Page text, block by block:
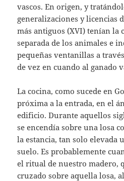
vascos. En origen, y
generalizaciones y licencias
más antiguos (XVI) tenían la
separada de los animales e
pequeñas ventanillas a
de vez en cuando al ganado
La cocina, como sucede en
próxima a la entrada, en el
edificio. Durante aquellos
se encendía sobre una losa
la estancia, tan solo elevada
suelo. Es probablemente
el ritual de nuestro madero,
cruzado sobre aquella losa,